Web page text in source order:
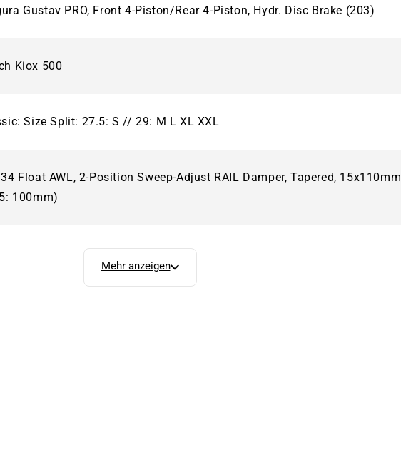
Gustav PRO, Front 4-Piston/Rear 4-Piston, Hydr. Disc Brake (203)
Kiox 500
Size Split: 27.5: S // 29: M L XL XXL
Float AWL, 2-Position Sweep-Adjust RAIL Damper, Tapered,
100mm)
Mehr anzeigen